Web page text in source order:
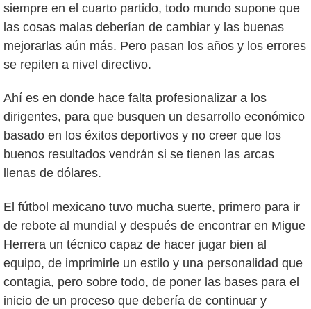
siempre en el cuarto partido, todo mundo supone que
las cosas malas deberían de cambiar y las buenas
mejorarlas aún más. Pero pasan los años y los errores
se repiten a nivel directivo.
Ahí es en donde hace falta profesionalizar a los
dirigentes, para que busquen un desarrollo económico
basado en los éxitos deportivos y no creer que los
buenos resultados vendrán si se tienen las arcas
llenas de dólares.
El fútbol mexicano tuvo mucha suerte, primero para ir
de rebote al mundial y después de encontrar en Migue
Herrera un técnico capaz de hacer jugar bien al
equipo, de imprimirle un estilo y una personalidad que
contagia, pero sobre todo, de poner las bases para el
inicio de un proceso que debería de continuar y